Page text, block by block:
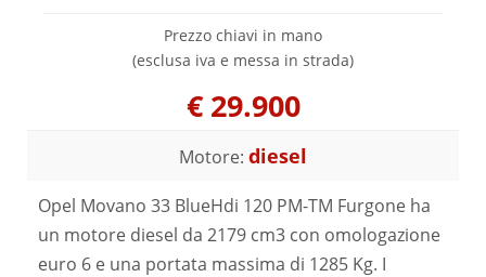
Prezzo chiavi in mano
(esclusa iva e messa in strada)
€ 29.900
Motore: diesel
Opel Movano 33 BlueHdi 120 PM-TM Furgone ha
un motore diesel da 2179 cm3 con omologazione
euro 6 e una portata massima di 1285 Kg. I